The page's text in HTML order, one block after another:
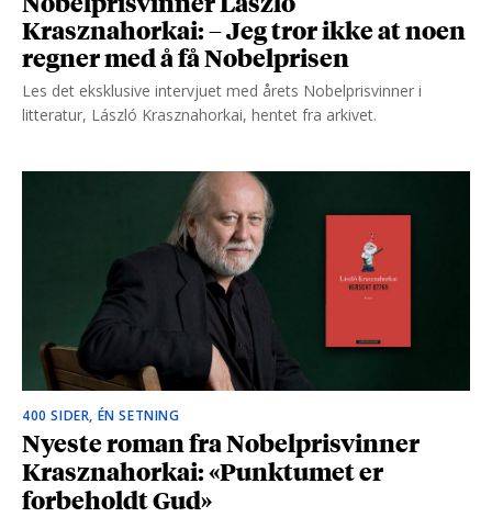
Krasznahorkai: – Jeg tror ikke at noen
regner med å få Nobelprisen
Les det eksklusive intervjuet med årets Nobelprisvinner i
litteratur, László Krasznahorkai, hentet fra arkivet.
400 SIDER, ÉN SETNING
Nyeste roman fra Nobelprisvinner
Krasznahorkai: «Punktumet er
forbeholdt Gud»